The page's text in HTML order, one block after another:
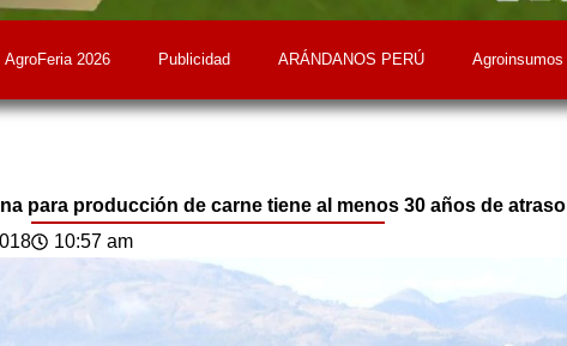
AgroFeria 2026 Publicidad ARÁNDANOS PERÚ Agroinsumos
para producción de carne tiene al menos 30 años de atraso
10:57 am